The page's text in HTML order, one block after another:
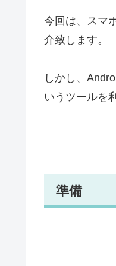
今回は、スマ
介致します。
しかし、
いうツールを
準備